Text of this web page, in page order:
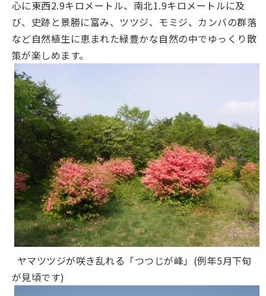
心に東西2.9キロメートル、南北1.9キロメートルに及
び、史跡と景勝に富み、ツツジ、モミジ、カンバの群落
など自然植生に恵まれた緑豊かな自然の中でゆっくり散
策が楽しめます。
ヤマツツジが咲き乱れる「つつじが峰」(例年5月下旬
が見頃です)